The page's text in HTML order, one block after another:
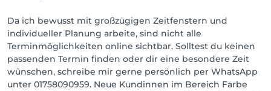
Da ich bewusst mit großzügigen Zeitfenstern und
individueller Planung arbeite, sind nicht alle
Terminmöglichkeiten online sichtbar. Solltest du keinen
passenden Termin finden oder dir eine besondere Zeit
wünschen, schreibe mir gerne persönlich per WhatsApp
unter 01758090959. Neue Kundinnen im Bereich Farbe